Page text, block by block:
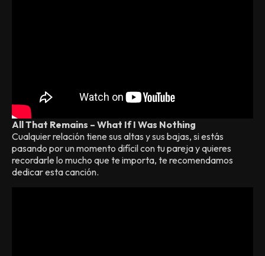
All That Remains – What If I Was Nothing
Cualquier relación tiene sus altas y sus bajas, si estás
pasando por un momento difícil con tu pareja y quieres
recordarle lo mucho que te importa, te recomendamos
dedicar esta canción.